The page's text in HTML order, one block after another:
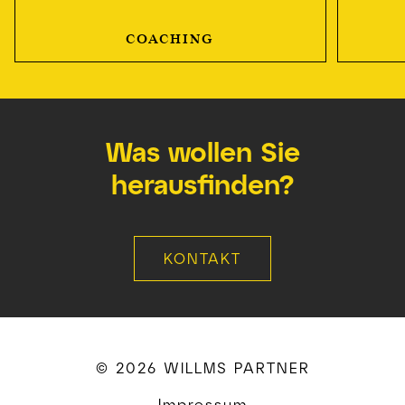
COACHING
Was wollen Sie
herausfinden?
KONTAKT
© 2026 WILLMS PARTNER